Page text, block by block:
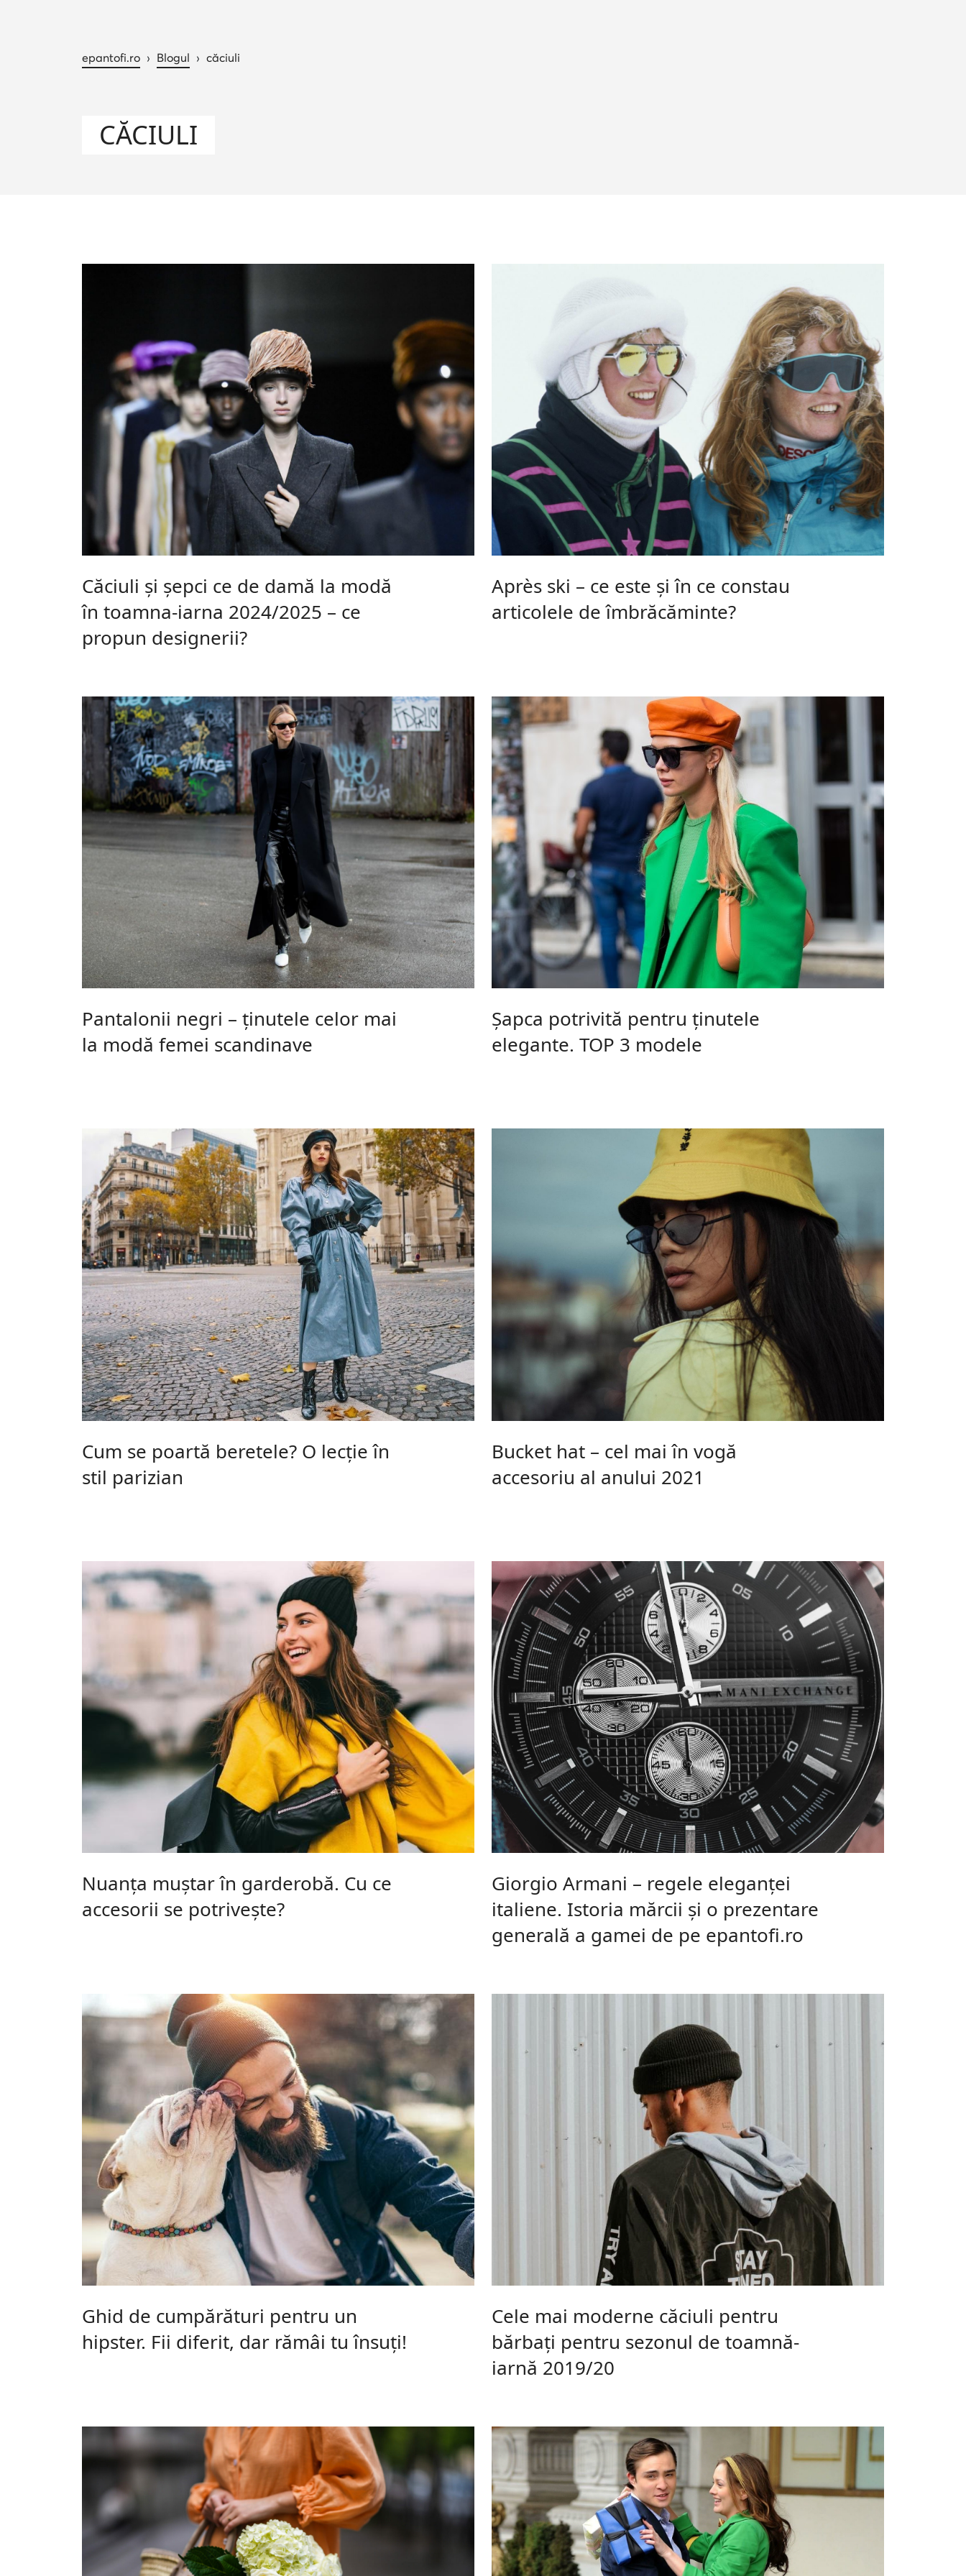
epantofi.ro › Blogul › căciuli
CĂCIULI
Căciuli și șepci ce de damă la modă
în toamna-iarna 2024/2025 – ce
propun designerii?
Après ski – ce este și în ce constau
articolele de îmbrăcăminte?
Pantalonii negri – ținutele celor mai
la modă femei scandinave
Șapca potrivită pentru ținutele
elegante. TOP 3 modele
Cum se poartă beretele? O lecție în
stil parizian
Bucket hat – cel mai în vogă
accesoriu al anului 2021
Nuanța muștar în garderobă. Cu ce
accesorii se potrivește?
Giorgio Armani – regele eleganței
italiene. Istoria mărcii și o prezentare
generală a gamei de pe epantofi.ro
Ghid de cumpărături pentru un
hipster. Fii diferit, dar rămâi tu însuți!
Cele mai moderne căciuli pentru
bărbați pentru sezonul de toamnă-
iarnă 2019/20